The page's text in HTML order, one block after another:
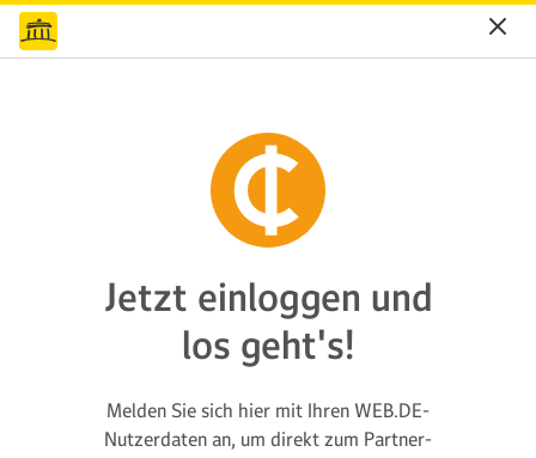
Jetzt einloggen und
los geht's!
Melden Sie sich hier mit Ihren WEB.DE-
Nutzerdaten an, um direkt zum Partner-